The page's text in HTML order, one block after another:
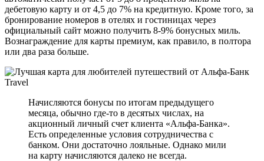
дебетовую карту и от 4,5 до 7% на кредитную. Кроме того, за
бронирование номеров в отелях и гостиницах через
официальный сайт можно получить 8-9% бонусных миль.
Вознаграждение для карты премиум, как правило, в полтора
или два раза больше.
Начисляются бонусы по итогам предыдущего
месяца, обычно где-то в десятых числах, на
акционный личный счет клиента «Альфа-Банка».
Есть определенные условия сотрудничества с
банком. Они достаточно лояльные. Однако мили
на карту начисляются далеко не всегда.